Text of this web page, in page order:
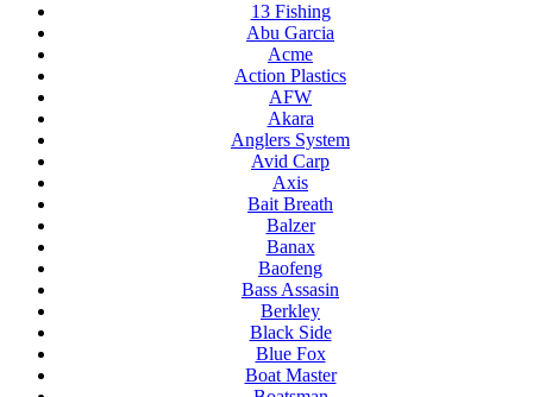
13 Fishing
Abu Garcia
Acme
Action Plastics
AFW
Akara
Anglers System
Avid Carp
Axis
Bait Breath
Balzer
Banax
Baofeng
Bass Assasin
Berkley
Black Side
Blue Fox
Boat Master